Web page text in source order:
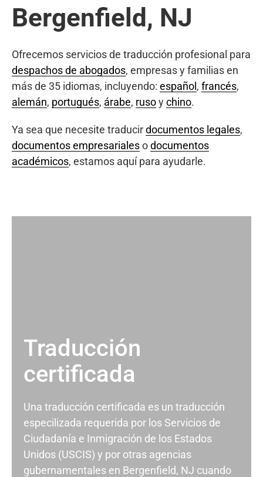
Bergenfield, NJ
Ofrecemos servicios de traducción profesional para
despachos de abogados, empresas y familias en
más de 35 idiomas, incluyendo: español , francés,
alemán, portugués, árabe, rusoychino.
Ya sea que necesite traducirdocumentos legales,
documentos empresarialesodocumentos
académicos, estamos aquí para ayudarle.
Traducción
certificada
Una traducción certificada es un traducción
especilizada requerida por los Servicios de
Ciudadanía e Inmigración de los Estados
Unidos (USCIS) y por otras agencias
gubernamentales en Bergenfield, NJ cuando